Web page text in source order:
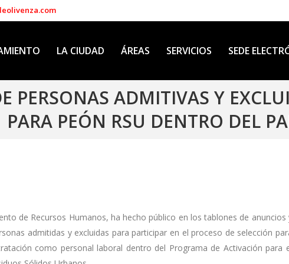
LA CIUDAD ÁREAS SERVICIOS SEDE
PERSONAS ADMITIVAS Y
PARA PEÓN RSU DENTRO DEL
de Recursos Humanos, ha hecho público en los tablones de anuncios
admitidas y excluidas para participar en el proceso de selección
como personal laboral dentro del Programa de Activación para